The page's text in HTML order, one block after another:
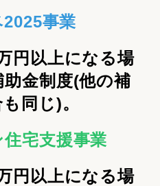
事業
円以上になる場
金制度(他の補
同じ)。
宅支援事業
円以上になる場